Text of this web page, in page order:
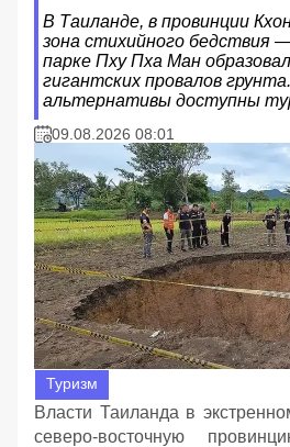
В Таиланде, в провинции
зона стихийного бедствия
парке Пху Пха Ман
гигантских провалов
альтернативы доступны
09.08.2026 08:01
Туризм
Власти Таиланда в
северо-восточную